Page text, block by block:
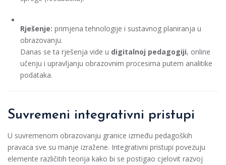
Rješenje: primjena tehnologije i sustavnog planiranja u
obrazovanju.
Danas se ta rješenja vide u digitalnoj pedagogiji, online
učenju i upravljanju obrazovnim procesima putem analitike
podataka.
Suvremeni integrativni pristupi
U suvremenom obrazovanju granice između pedagoških
pravaca sve su manje izražene. Integrativni pristupi povezuju
elemente različitih teorija kako bi se postigao cjelovit razvoj